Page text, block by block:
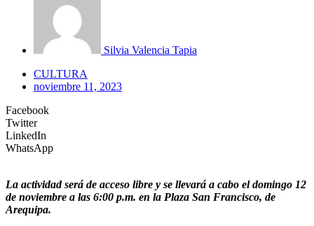
Silvia Valencia Tapia
CULTURA
noviembre 11, 2023
Facebook
Twitter
LinkedIn
WhatsApp
La actividad será de acceso libre y se llevará a cabo el domingo 12
de noviembre a las 6:00 p.m. en la Plaza San Francisco, de
Arequipa.